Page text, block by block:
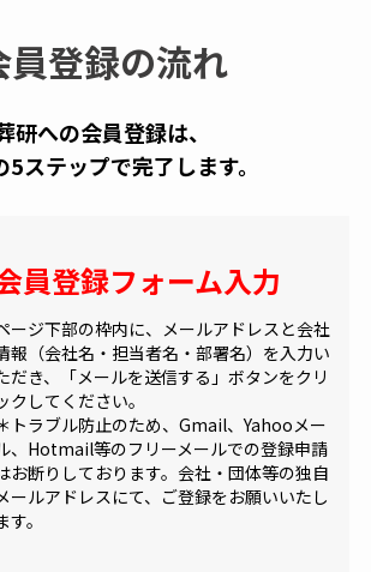
員登録の流れ
研への会員登録は、
5ステップで完了します。
員登録フォーム入力
ージ下部の枠内に、メールアドレスと会社
報（会社名・担当者名・部署名）を入力い
だき、「メールを送信する」ボタンをクリ
クしてください。
トラブル防止のため、Gmail、Yahooメー
、Hotmail等のフリーメールでの登録申請
お断りしております。会社・団体等の独自
ールアドレスにて、ご登録をお願いいたし
す。